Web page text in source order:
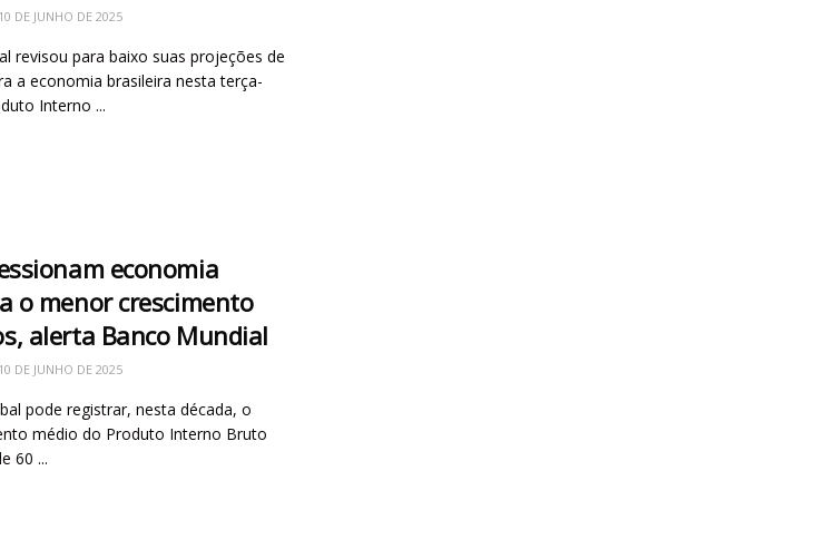
DE JUNHO DE 2025
revisou para baixo suas projeções de
a economia brasileira nesta terça-
Interno ...
economia
o menor crescimento
alerta Banco Mundial
DE JUNHO DE 2025
pode registrar, nesta década, o
médio do Produto Interno Bruto
60 ...